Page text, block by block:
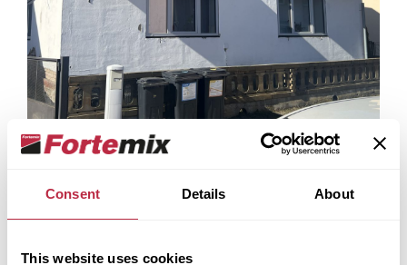
Consent Details About
This website uses cookies